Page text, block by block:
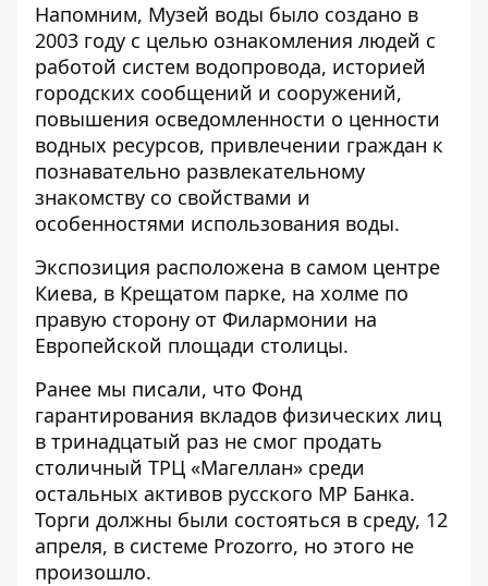
Напомним, Музей воды было создано в
2003 году с целью ознакомления людей с
работой систем водопровода, историей
городских сообщений и сооружений,
повышения осведомленности о ценности
водных ресурсов, привлечении граждан к
познавательно развлекательному
знакомству со свойствами и
особенностями использования воды.
Экспозиция расположена в самом центре
Киева, в Крещатом парке, на холме по
правую сторону от Филармонии на
Европейской площади столицы.
Ранее мы писали, что Фонд
гарантирования вкладов физических лиц
в тринадцатый раз не смог продать
столичный ТРЦ «Магеллан» среди
остальных активов русского МР Банка.
Торги должны были состояться в среду, 12
апреля, в системе Prozorro, но этого не
произошло.